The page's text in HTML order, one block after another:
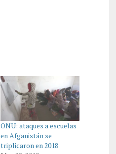
ONU: ataques a escuelas
en Afganistán se
triplicaron en 2018